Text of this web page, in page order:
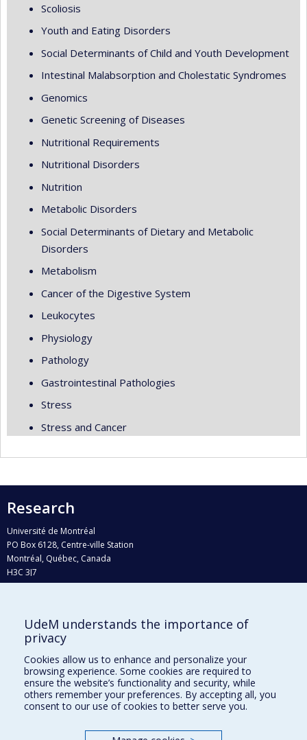
Scoliosis
Youth and Eating Disorders
Social Determinants of Child and Youth Development
Intestinal Malabsorption and Cholestatic Syndromes
Genomics
Genetic Screening of Diseases
Nutritional Requirements
Nutritional Disorders
Nutrition
Metabolic Disorders
Social Determinants of Dietary and Metabolic
Disorders
Metabolism
Cancer of the Digestive System
Leukocytes
Physiology
Pathology
Gastrointestinal Pathologies
Stress
Stress and Cancer
Research
Université de Montréal
PO Box 6128, Centre-ville Station
Montréal, Québec, Canada
H3C 3J7
Who does what?
Find us
Site map
Accessibility
UdeM understands the importance of
privacy
Cookies allow us to enhance and personalize your
browsing experience. Some cookies are required to
ensure the website’s functionality and security, while
others remember your preferences. By accepting all, you
consent to our use of cookies to better serve you.